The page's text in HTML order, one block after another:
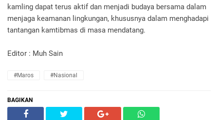
kamling dapat terus aktif dan menjadi budaya bersama dalam
menjaga keamanan lingkungan, khususnya dalam menghadapi
tantangan kamtibmas di masa mendatang.
Editor : Muh Sain
#Maros #Nasional
BAGIKAN